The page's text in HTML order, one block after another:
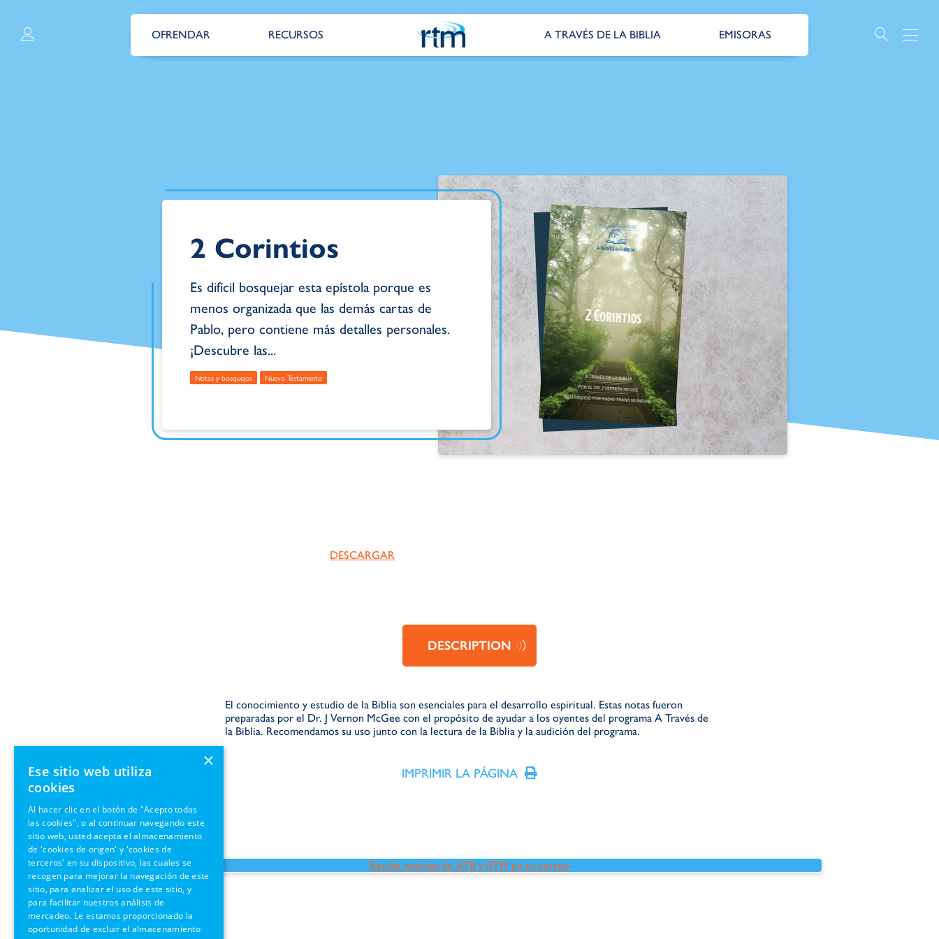
OFRENDAR RECURSOS A TRAVÉS DE LA BIBLIA EMISORAS
2 Corintios
Es difícil bosquejar esta epístola porque es
menos organizada que las demás cartas de
Pablo, pero contiene más detalles personales.
¡Descubre las...
Notas y bosquejos Nuevo Testamento
DESCARGAR
DESCRIPTION
El conocimiento y estudio de la Biblia son esenciales para el desarrollo espiritual. Estas notas fueron
preparadas por el Dr. J Vernon McGee con el propósito de ayudar a los oyentes del programa A Través de
la Biblia. Recomendamos su uso junto con la lectura de la Biblia y la audición del programa.
IMPRIMIR LA PÁGINA
Recibe noticias de ATB y RTM en tu correo
×
Ese sitio web utiliza
cookies
Al hacer clic en el botón de "Acepto todas
las cookies", o al continuar navegando este
sitio web, usted acepta el almacenamiento
de 'cookies de origen' y 'cookies de
terceros' en su dispositivo, las cuales se
recogen para mejorar la navegación de este
sitio, para analizar el uso de este sitio, y
para facilitar nuestros análisis de
mercadeo. Le estamos proporcionado la
oportunidad de excluir el almacenamiento